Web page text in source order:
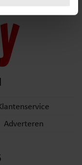
te
media te bieden
Ook delen we
en analyse. Deze
of die ze hebben
hun services. U
Adverteren